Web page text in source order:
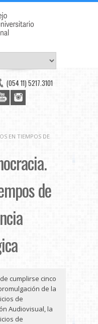
(054 11) 5217.3101
EN TIEMPOS DE
de
cumplirse cinco
de la
de
Audiovisual, la
de